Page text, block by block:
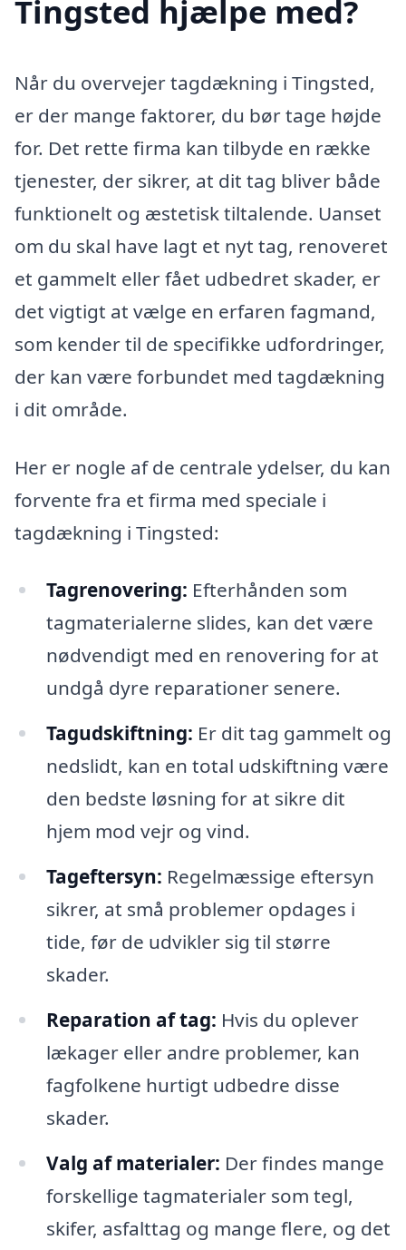
Tingsted hjælpe med?
Når du overvejer tagdækning i Tingsted,
er der mange faktorer, du bør tage højde
for. Det rette firma kan tilbyde en række
tjenester, der sikrer, at dit tag bliver både
funktionelt og æstetisk tiltalende. Uanset
om du skal have lagt et nyt tag, renoveret
et gammelt eller fået udbedret skader, er
det vigtigt at vælge en erfaren fagmand,
som kender til de specifikke udfordringer,
der kan være forbundet med tagdækning
i dit område.
Her er nogle af de centrale ydelser, du kan
forvente fra et firma med speciale i
tagdækning i Tingsted:
Tagrenovering: Efterhånden som
tagmaterialerne slides, kan det være
nødvendigt med en renovering for at
undgå dyre reparationer senere.
Tagudskiftning: Er dit tag gammelt og
nedslidt, kan en total udskiftning være
den bedste løsning for at sikre dit
hjem mod vejr og vind.
Tageftersyn: Regelmæssige eftersyn
sikrer, at små problemer opdages i
tide, før de udvikler sig til større
skader.
Reparation af tag: Hvis du oplever
lækager eller andre problemer, kan
fagfolkene hurtigt udbedre disse
skader.
Valg af materialer: Der findes mange
forskellige tagmaterialer som tegl,
skifer, asfalttag og mange flere, og det